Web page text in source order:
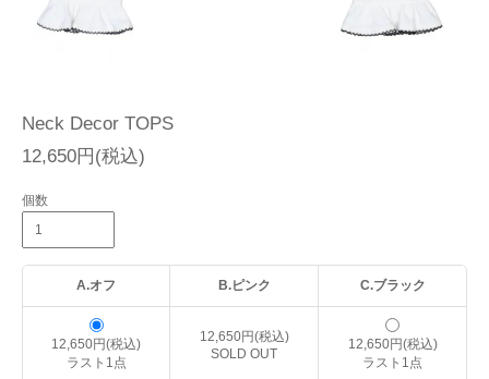
Neck Decor TOPS
12,650円(税込)
個数
A.オフ B.ピンク C.ブラック
12,650円(税込)
ラスト1点
12,650円(税込)
SOLD OUT
12,650円(税込)
ラスト1点